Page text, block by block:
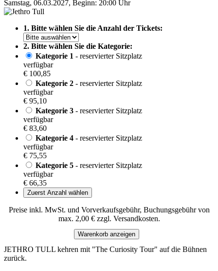
Samstag, 06.03.2027, Beginn: 20:00 Uhr
1. Bitte wählen Sie die Anzahl der Tickets:
2. Bitte wählen Sie die Kategorie:
Kategorie 1 - reservierter Sitzplatz
verfügbar
€ 100,85
Kategorie 2 - reservierter Sitzplatz
verfügbar
€ 95,10
Kategorie 3 - reservierter Sitzplatz
verfügbar
€ 83,60
Kategorie 4 - reservierter Sitzplatz
verfügbar
€ 75,55
Kategorie 5 - reservierter Sitzplatz
verfügbar
€ 66,35
Zuerst Anzahl wählen
Preise inkl. MwSt. und Vorverkaufsgebühr, Buchungsgebühr von
max. 2,00 € zzgl. Versandkosten.
Warenkorb anzeigen
JETHRO TULL kehren mit "The Curiosity Tour" auf die Bühnen
zurück.